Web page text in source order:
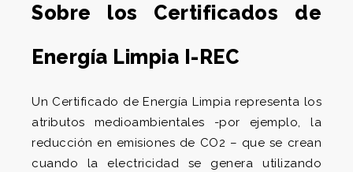
Sobre los Certificados de
Energía Limpia I-REC
Un Certificado de Energía Limpia representa los
atributos medioambientales -por ejemplo, la
reducción en emisiones de CO2 – que se crean
cuando la electricidad se genera utilizando